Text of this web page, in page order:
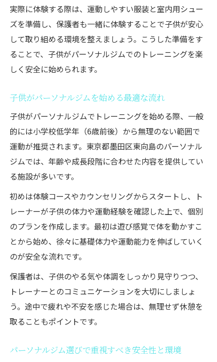
時期
子供も親も安心して通えるパーソナルジムの選
び方ポイント
パーソナルジム選びで重視すべき安心感の
親子で通えるパーソナルジムの施設チェッ
クポイント
パーソナルジムの清潔さと子供向け配慮を
確認
経験豊富なトレーナーがいるパーソナルジ
ムの探し方
パーソナルジムで快適に続けるための環境
とは
親子で始める健康習慣パーソナルジムの魅力
パーソナルジムで親子が得られる健康効果
とは
親子で楽しめるパーソナルジムトレーニン
グの工夫
日常にパーソナルジム習慣を取り入れるメ
リット
パーソナルジムで親子の絆を深める方法
実際に体験する際は、運動しやすい服装と室内用シュー
ズを準備し、保護者も一緒に体験することで子供が安心
して取り組める環境を整えましょう。こうした準備をす
ることで、子供がパーソナルジムでのトレーニングを楽
しく安全に始められます。
子供がパーソナルジムを始める最適な流れ
子供がパーソナルジムでトレーニングを始める際、一般
的には小学校低学年（6歳前後）から無理のない範囲で
運動が推奨されます。東京都墨田区東向島のパーソナル
ジムでは、年齢や成長段階に合わせた内容を提供してい
る施設が多いです。
初めは体験コースやカウンセリングからスタートし、ト
レーナーが子供の体力や運動経験を確認した上で、個別
のプランを作成します。最初は遊び感覚で体を動かすこ
とから始め、徐々に基礎体力や運動能力を伸ばしていく
のが安全な流れです。
保護者は、子供のやる気や体調をしっかり見守りつつ、
トレーナーとのコミュニケーションを大切にしましょ
う。途中で疲れや不安を感じた場合は、無理せず休憩を
取ることもポイントです。
パーソナルジム選びで重視すべき安全性と環境